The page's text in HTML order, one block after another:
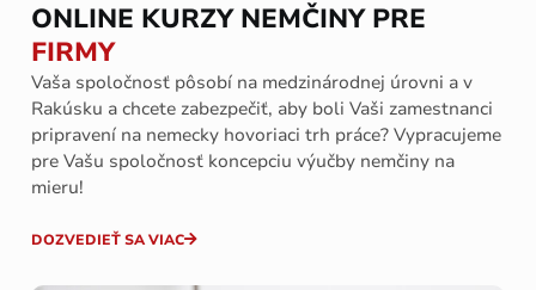
ONLINE KURZY NEMČINY PRE
FIRMY
Vaša spoločnosť pôsobí na medzinárodnej úrovni a v
Rakúsku a chcete zabezpečiť, aby boli Vaši zamestnanci
pripravení na nemecky hovoriaci trh práce? Vypracujeme
pre Vašu spoločnosť koncepciu výučby nemčiny na
mieru!
DOZVEDIEŤ SA VIAC